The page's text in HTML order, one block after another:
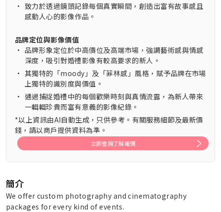
• 致力於透過鏡頭記錄每個真實瞬間，創造出富有故事感且
感動人心的影像作品。
品牌定位與影像價值
• 品牌形象定位於中高價位及高端市場，強調藝術感與情感
深度，吸引對婚禮影像有較高要求的新人。
• 其獨特的「moody」及「菲林感」風格，賦予品牌在市場
上獨特的識別度與價值。
• 通過捕捉婚禮中的每個歡樂時刻與真情流露，為新人帶來
一輯輯珍貴而富有意義的影像紀錄。
*以上資訊由AI自動生成，只供參考。有關服務細節及最新價
錢，請以商戶提供資料為準。
立即查詢了解報價
簡介
We offer custom photography and cinematography
packages for every kind of events.